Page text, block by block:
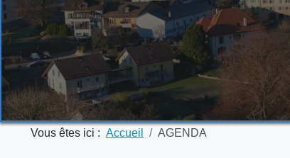
Vous êtes ici : Accueil AGENDA